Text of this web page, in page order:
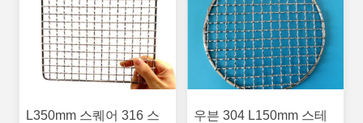
L350mm 스퀘어 316 스
우븐 304 L150mm 스테